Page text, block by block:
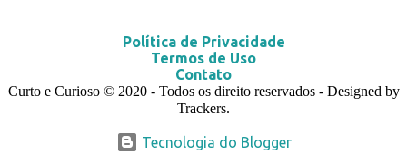
Política de Privacidade
Termos de Uso
Contato
Curto e Curioso © 2020 - Todos os direito reservados - Designed by
Trackers.
Tecnologia do Blogger